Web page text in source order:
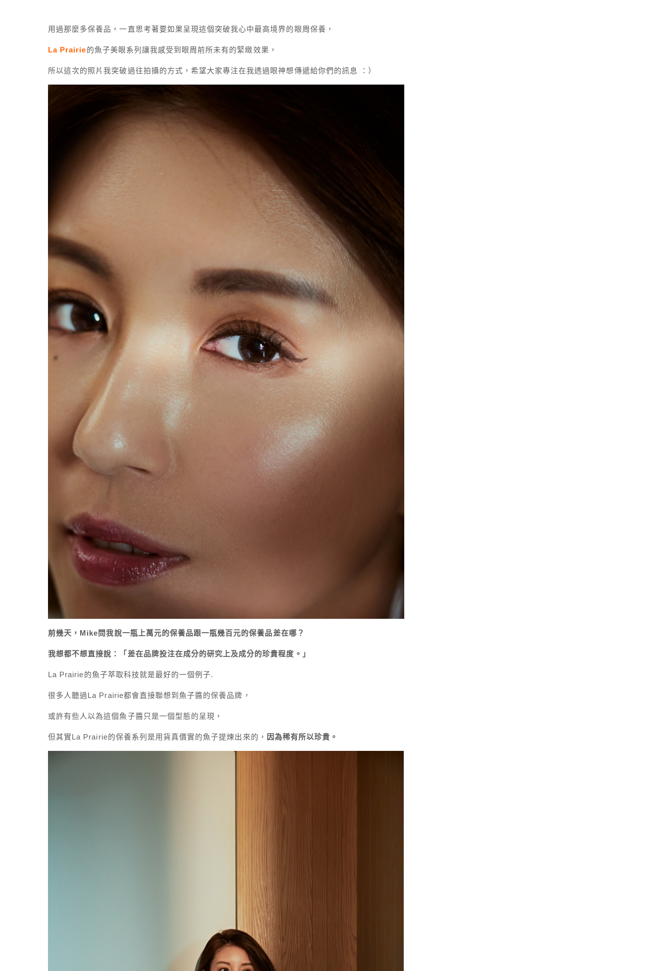
用過那麼多保養品，一直思考著要如果呈現這個突破我心中最高境界的眼周保養，
La Prairie的魚子美眼系列讓我感受到眼周前所未有的緊緻效果，
所以這次的照片我突破過往拍攝的方式，希望大家專注在我透過眼神想傳遞給你們的訊息 ：）
前幾天， Mike 問我說一瓶上萬元的保養品跟一瓶幾百元的保養品差在哪？
我想都不想直接說：「差在品牌投注在成分的研究上及成分的珍貴程度。」
La Prairie的魚子萃取科技就是最好的一個例子.
很多人聽過La Prairie都會直接聯想到魚子醬的保養品牌，
或許有些人以為這個魚子醬只是一個型態的呈現，
但其實La Prairie的保養系列是用貨真價實的魚子提煉出來的， 因為稀有所以珍貴。